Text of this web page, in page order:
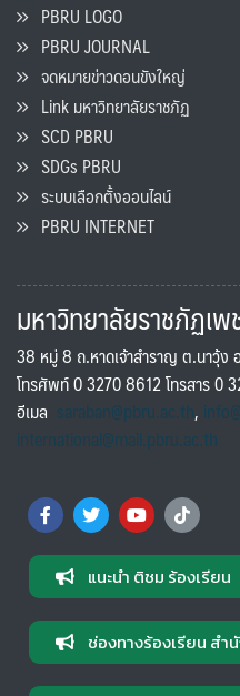
PBRU LOGO
PBRU JOURNAL
จดหมายข่าวดอนขังใหญ่
Link มหาวิทยาลัยราชภัฏ
SCD PBRU
SDGs PBRU
ระบบเลือกตั้งออนไลน์
PBRU INTERNET
มหาวิทยาลัยราชภัฏเพ
38 หมู่ 8 ถ.หาดเจ้าสำราญ ต.นาวุ้ง
โทรศัพท์ 0 3270 8612 โทรสาร 0
อีเมล saraban@pbru.ac.th,
international@mail.pbru.ac.th
แนะนำ ติชม ร้องเรียน
ช่องทางร้องเรียน สำ